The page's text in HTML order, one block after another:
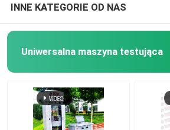
INNE KATEGORIE OD NAS
Uniwersalna maszyna testująca